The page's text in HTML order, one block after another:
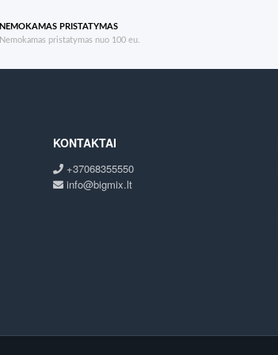
NEMOKAMAS PRISTATYMAS
Nemokamas pristatymas nuo 100 eu.
KONTAKTAI
+37068355550
info@bigmix.lt